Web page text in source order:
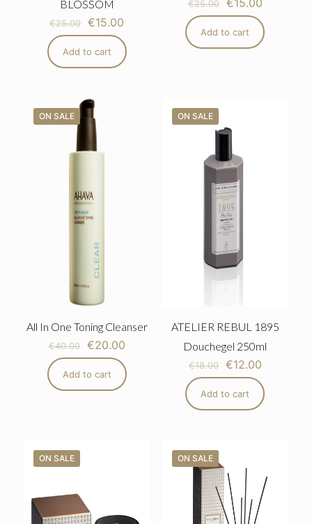
BLOSSOM
€25.00 €15.00
Add to cart
€25.00
Add to cart
ON SALE
All In One Toning Cleanser
€40.00 €20.00
Add to cart
ON SALE
ATELIER REBUL 1895
Douchegel 250ml
€18.00 €12.00
Add to cart
ON SALE ON SALE